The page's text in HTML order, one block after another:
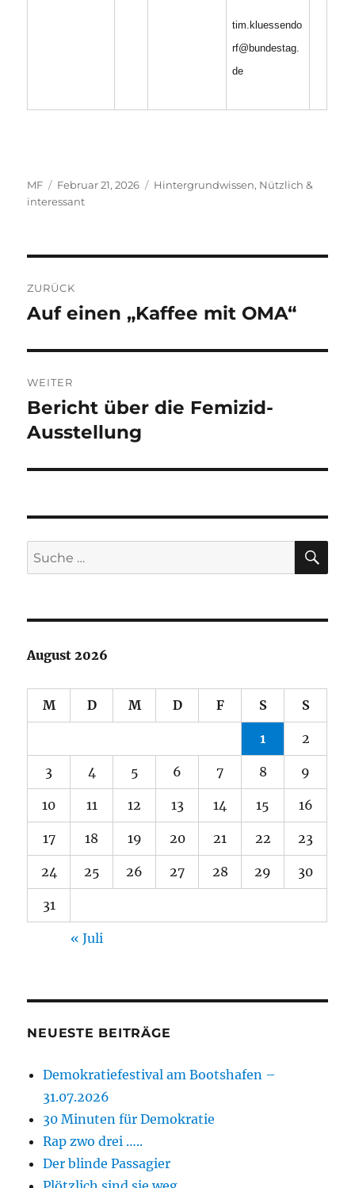
tim.kluessendo
rf@bundestag.
de
Autor
MF
Veröffentlicht
am
Februar 21, 2026 Kategorien
Hintergrundwissen, Nützlich &
interessant
ZURÜCK
Vorheriger
Auf einen „Kaffee mit OMA“
WEITER
Nächster
Beitrag:
Bericht über die Femizid-
Ausstellung
Suche
nach:
August 2026
M D M D F S S
1 2
3 4 5 6 7 8 9
10 11 12 13 14 15 16
17 18 19 20 21 22 23
24 25 26 27 28 29 30
31
« Juli
NEUESTE BEITRÄGE
Demokratiefestival am Bootshafen –
31.07.2026
30 Minuten für Demokratie
Rap zwo drei …..
Der blinde Passagier